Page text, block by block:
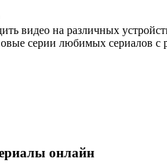
видео на различных
серии любимых сериалов с
онлайн